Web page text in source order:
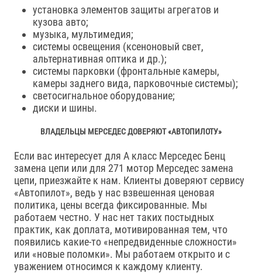
установка элементов защиты агрегатов и
кузова авто;
музыка, мультимедия;
системы освещения (ксеноновый свет,
альтернативная оптика и др.);
системы парковки (фронтальные камеры,
камеры заднего вида, парковочные системы);
светосигнальное оборудование;
диски и шины.
ВЛАДЕЛЬЦЫ МЕРСЕДЕС ДОВЕРЯЮТ «АВТОПИЛОТУ»
Если вас интересует для А класс Мерседес Бенц
замена цепи или для 271 мотор Мерседес замена
цепи, приезжайте к нам. Клиенты доверяют сервису
«Автопилот», ведь у нас взвешенная ценовая
политика, цены всегда фиксированные. Мы
работаем честно. У нас нет таких постыдных
практик, как доплата, мотивированная тем, что
появились какие-то «непредвиденные сложности»
или «новые поломки». Мы работаем открыто и с
уважением относимся к каждому клиенту.